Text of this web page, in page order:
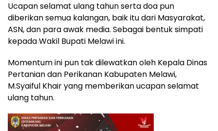
Ucapan selamat ulang tahun serta doa pun
diberikan semua kalangan, baik itu dari Masyarakat,
ASN, dan para awak media. Sebagai bentuk simpati
kepada Wakil Bupati Melawi ini.
Momentum ini pun tak dilewatkan oleh Kepala Dinas
Pertanian dan Perikanan Kabupaten Melawi,
M.Syaiful Khair yang memberikan ucapan selamat
ulang tahun.